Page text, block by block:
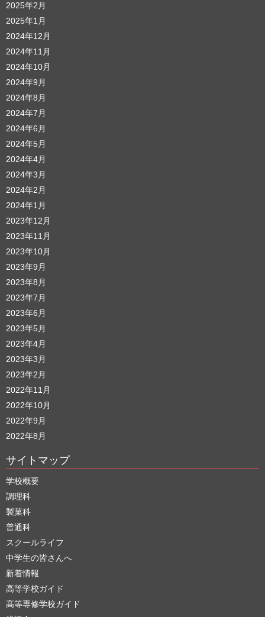
2025年2月
2025年1月
2024年12月
2024年11月
2024年10月
2024年9月
2024年8月
2024年7月
2024年6月
2024年5月
2024年4月
2024年3月
2024年2月
2024年1月
2023年12月
2023年11月
2023年10月
2023年9月
2023年8月
2023年7月
2023年6月
2023年5月
2023年4月
2023年3月
2023年2月
2022年11月
2022年10月
2022年9月
2022年8月
サイトマップ
学校概要
調理科
製菓科
普通科
スクールライフ
中学生の皆さんへ
新着情報
高等学校ガイド
高等専修学校ガイド